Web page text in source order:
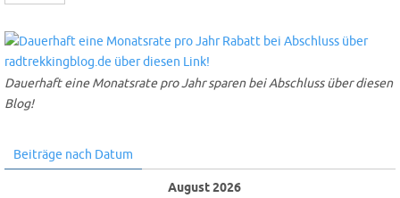
Dauerhaft eine Monatsrate pro Jahr sparen bei Abschluss über diesen
Blog!
Beiträge nach Datum
August 2026